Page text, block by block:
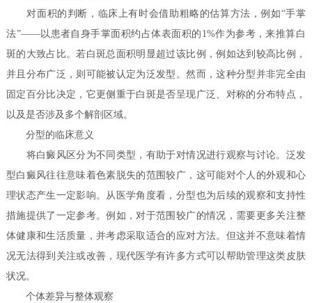
对面积的判断，临床上有时会借助粗略的估算方法，例如“手掌
法”——以患者自身手掌面积约占体表面积的1%作为参考，来推算白
斑的大致占比。若白斑总面积明显超过该比例，例如达到较高比例，
并且分布广泛，则可能被认定为泛发型。然而，这种分型并非完全由
固定百分比决定，它更侧重于白斑是否呈现广泛、对称的分布特点，
以及是否涉及多个解剖区域。
分型的临床意义
将白癜风区分为不同类型，有助于对情况进行观察与讨论。泛发
型白癜风往往意味着色素脱失的范围较广，这可能对个人的外观和心
理状态产生一定影响。从医学角度看，分型也为后续的观察和支持性
措施提供了一定参考。例如，对于范围较广的情况，需要更多关注整
体健康和生活质量，并考虑采取适合的应对方法。但这并不意味着情
况无法得到关注或改善，现代医学有许多方式可以帮助管理这类皮肤
状况。
个体差异与整体观察